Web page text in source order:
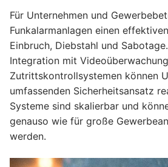
Für Unternehmen und
Funkalarmanlagen einen
Einbruch, Diebstahl und
Integration mit
Zutrittskontrollsystemen können
umfassenden Sicherheitsansatz
Systeme sind skalierbar und
genauso wie für große
werden.